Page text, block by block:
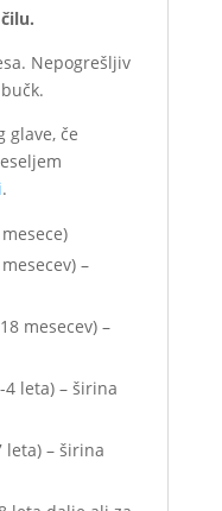
Nepogrešljiv
glave, če
.
–
mesecev) –
4 leta) – širina
leta) – širina